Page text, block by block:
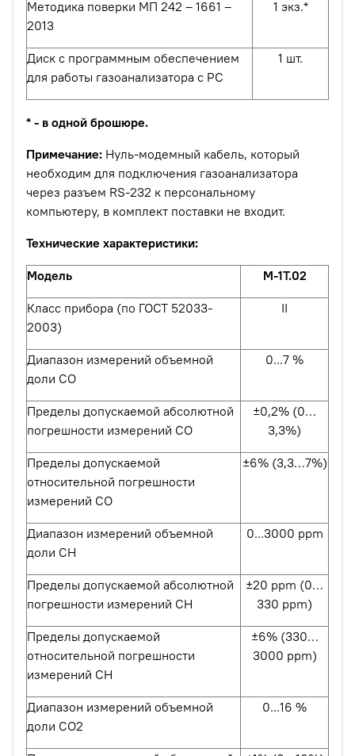
Методика поверки МП 242 – 1661 –
2013
1 экз.*
Диск с программным обеспечением
для работы газоанализатора с PC
1 шт.
* - в одной брошюре.
Примечание: Нуль-модемный кабель, который
необходим для подключения газоанализатора
через разъем RS-232 к персональному
компьютеру, в комплект поставки не входит.
Технические характеристики:
Модель М-1Т.02
Класс прибора (по ГОСТ 52033-
2003)
II
Диапазон измерений объемной
доли СО
0...7 %
Пределы допускаемой абсолютной
погрешности измерений СО
±0,2% (0…
3,3%)
Пределы допускаемой
относительной погрешности
измерений СО
±6% (3,3…7%)
Диапазон измерений объемной
доли СН
0...3000 ppm
Пределы допускаемой абсолютной
погрешности измерений СН
±20 ppm (0…
330 ppm)
Пределы допускаемой
относительной погрешности
измерений СН
±6% (330…
3000 ppm)
Диапазон измерений объемной
доли СО2
0...16 %